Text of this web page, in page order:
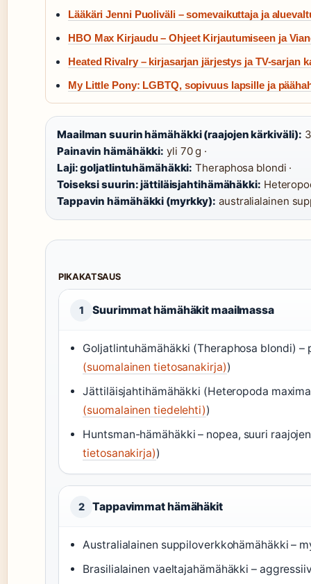
Lääkäri Jenni Puoliväli – somevaikuttaja ja
HBO Max Kirjaudu – Ohjeet Kirjautumiseen ja
Heated Rivalry – kirjasarjan järjestys ja TV-sarjan
My Little Pony: LGBTQ, sopivuus lapsille ja
Maailman suurin hämähäkki (raajojen kärkiväli):
Painavin hämähäkki: yli 70 g ·
Laji: goljatlintuhämähäkki: Theraphosa blondi ·
Toiseksi suurin: jättiläisjahtihämähäkki:
Tappavin hämähäkki (myrkky): australialainen
PIKAKATSAUS
1 Suurimmat hämähäkit maailmassa
Goljatlintuhämähäkki (Theraphosa blondi)
(suomalainen tietosanakirja))
Jättiläisjahtihämähäkki (Heteropoda
(suomalainen tiedelehti))
Huntsman-hämähäkki – nopea, suuri
tietosanakirja))
2 Tappavimmat hämähäkit
Australialainen suppiloverkkohämähäkki –
Brasilialainen vaeltajahämähäkki –